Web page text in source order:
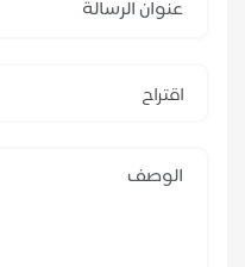
اقتراح